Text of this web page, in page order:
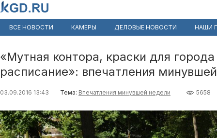
ВСЕ НОВОСТИ КАМЕРЫ ДЕЛОВЫЕ НОВОСТИ НАШИ
«Мутная контора, краски для
расписание»: впечатления
03.09.2016 13:43 Тема: Впечатления минувшей недели 5658